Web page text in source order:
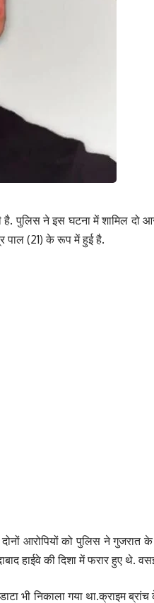
ने इस घटना में शामिल दो
पाल (21) के रूप में हुई है.
आरोपियों को पुलिस ने
हाईवे की दिशा में फरार हुए थे.
भी निकाला गया था.क्राइम